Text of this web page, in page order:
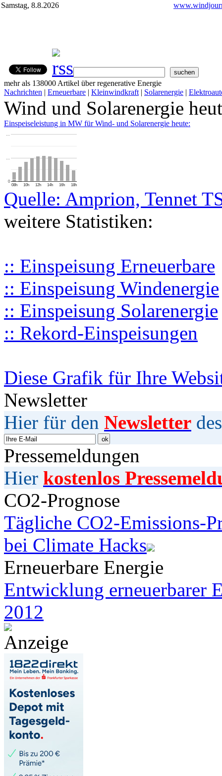
Samstag, 8.8.2026
mehr als 138000 Artikel über regenerative Energie
Nachrichten | Erneuerbare | Kleinwindkraft | Solarenergie |
Wind und Solarenergie
Einspeiseleistung in MW für Wind- und Solarenergie heute:
08h 10h 12h 14h 16h 18h
0
…
…
Quelle: Amprion, Tennet
weitere Statistiken:
:: Einspeisung Erneuerbare
:: Einspeisung Windenergie
:: Einspeisung Solarenergie
:: Rekord-Einspeisungen
Diese Grafik für Ihre
Newsletter
Hier für den Newsletter
Pressemeldungen
Hier kostenlos
CO2-Prognose
Tägliche CO2-Emissions-
bei Climate Hacks
Erneuerbare Energie
Entwicklung erneuerbarer
2012
Anzeige